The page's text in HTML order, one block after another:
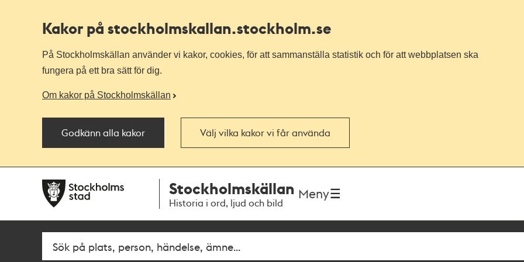
Kakor på stockholmskallan.stockholm.se
På Stockholmskällan använder vi kakor, cookies, för att sammanställa statistik och för att webbplatsen ska
fungera på ett bra sätt för dig.
Om kakor på Stockholmskällan
Godkänn alla kakor Välj vilka kakor vi får använda
navigationen
huvudinnehållet
Stockholmskällan
Historia i ord, ljud och bild
Meny
SökFritextsök